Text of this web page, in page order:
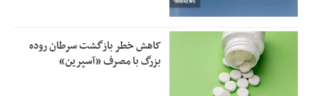
کاهش خطر بازگشت سرطان روده
بزرگ با مصرف «آسپرین»